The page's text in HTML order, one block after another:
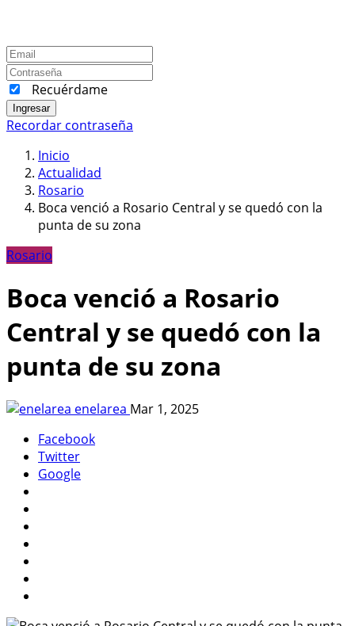
Recuérdame
Ingresar
Recordar contraseña
Inicio
Actualidad
Rosario
Boca venció a Rosario Central y se quedó con la
punta de su zona
Rosario
Boca venció a Rosario
Central y se quedó con la
punta de su zona
enelarea Mar 1, 2025
Facebook
Twitter
Google